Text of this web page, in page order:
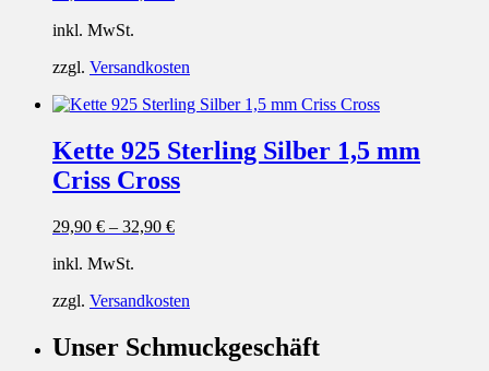
inkl. MwSt.
zzgl. Versandkosten
Kette 925 Sterling Silber 1,5 mm
Criss Cross
29,90 € – 32,90 €
inkl. MwSt.
zzgl. Versandkosten
Unser Schmuckgeschäft